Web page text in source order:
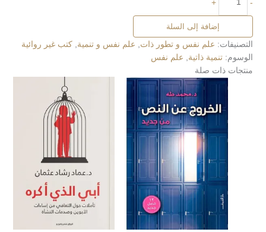
إضافة إلى السلة
التصنيفات: علم نفس و تطور ذات علم نفس و تنمية كتب غير روائية
الوسوم: تنمية ذاتية
علم نفس
منتجات ذات صلة